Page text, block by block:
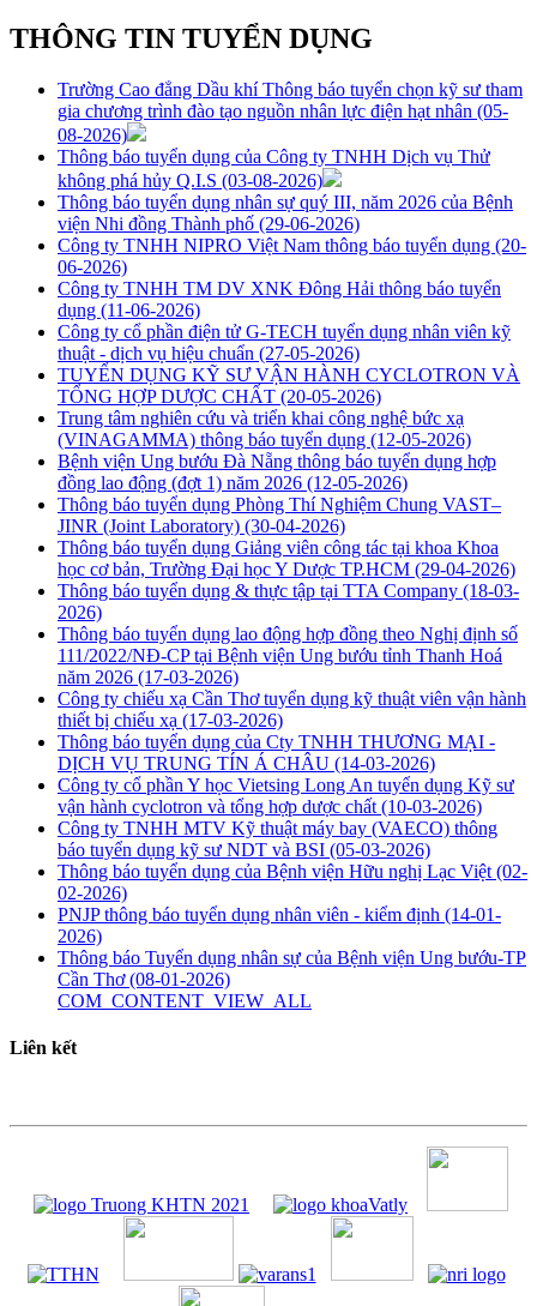
THÔNG TIN TUYỂN DỤNG
Trường Cao đẳng Dầu khí Thông báo tuyển chọn kỹ sư tham
gia chương trình đào tạo nguồn nhân lực điện hạt nhân (05-
08-2026)
Thông báo tuyển dụng của Công ty TNHH Dịch vụ Thử
không phá hủy Q.I.S (03-08-2026)
Thông báo tuyển dụng nhân sự quý III, năm 2026 của Bệnh
viện Nhi đồng Thành phố (29-06-2026)
Công ty TNHH NIPRO Việt Nam thông báo tuyển dụng (20-
06-2026)
Công ty TNHH TM DV XNK Đông Hải thông báo tuyển
dụng (11-06-2026)
Công ty cổ phần điện tử G-TECH tuyển dụng nhân viên kỹ
thuật - dịch vụ hiệu chuẩn (27-05-2026)
TUYỂN DỤNG KỸ SƯ VẬN HÀNH CYCLOTRON VÀ
TỔNG HỢP DƯỢC CHẤT (20-05-2026)
Trung tâm nghiên cứu và triển khai công nghệ bức xạ
(VINAGAMMA) thông báo tuyển dụng (12-05-2026)
Bệnh viện Ung bướu Đà Nẵng thông báo tuyển dụng hợp
đồng lao động (đợt 1) năm 2026 (12-05-2026)
Thông báo tuyển dụng Phòng Thí Nghiệm Chung VAST–
JINR (Joint Laboratory) (30-04-2026)
Thông báo tuyển dụng Giảng viên công tác tại khoa Khoa
học cơ bản, Trường Đại học Y Dược TP.HCM (29-04-2026)
Thông báo tuyển dụng & thực tập tại TTA Company (18-03-
2026)
Thông báo tuyển dụng lao động hợp đồng theo Nghị định số
111/2022/NĐ-CP tại Bệnh viện Ung bướu tỉnh Thanh Hoá
năm 2026 (17-03-2026)
Công ty chiếu xạ Cần Thơ tuyển dụng kỹ thuật viên vận hành
thiết bị chiếu xạ (17-03-2026)
Thông báo tuyển dụng của Cty TNHH THƯƠNG MẠI -
DỊCH VỤ TRUNG TÍN Á CHÂU (14-03-2026)
Công ty cổ phần Y học Vietsing Long An tuyển dụng Kỹ sư
vận hành cyclotron và tổng hợp dược chất (10-03-2026)
Công ty TNHH MTV Kỹ thuật máy bay (VAECO) thông
báo tuyển dụng kỹ sư NDT và BSI (05-03-2026)
Thông báo tuyển dụng của Bệnh viện Hữu nghị Lạc Việt (02-
02-2026)
PNJP thông báo tuyển dụng nhân viên - kiểm định (14-01-
2026)
Thông báo Tuyển dụng nhân sự của Bệnh viện Ung bướu-TP
Cần Thơ(08-01-2026)
COM_CONTENT_VIEW_ALL
Liên kết